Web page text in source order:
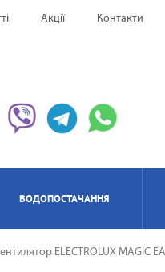
Акції Контакти
СПЛІТ-СИСТЕМА
НАПОЛЬНІ
ЕЛЕКТРИЧНІ
ВОДОПОСТАЧАННЯ
ПРОТОЧНІ
БІМЕТАЛЕВІ
ОБІГРІВАЧІ UFO
ПОВІТРЯ
ELECTROLUX MAGIC